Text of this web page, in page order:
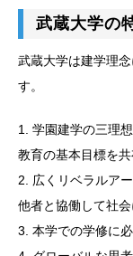
武蔵大学の
武蔵大学は建学理
す。
1. 学園建学の三理
教育の基本目標を
2. 広くリベラルア
他者と協働して社
3. 本学での学修に